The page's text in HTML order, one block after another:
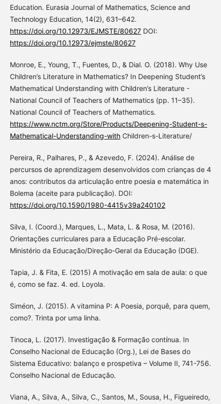
Education. Eurasia Journal of Mathematics, Science and
Technology Education, 14(2), 631–642.
https://doi.org/10.12973/EJMSTE/80627DOI:
https://doi.org/10.12973/ejmste/80627
Monroe, E., Young, T., Fuentes, D., & Dial. O. (2018). Why Use
Children’s Literature in Mathematics? In Deepening Student’s
Mathematical Understanding with Children’s Literature -
National Council of Teachers of Mathematics (pp. 11–35).
National Council of Teachers of Mathematics.
https://www.nctm.org/Store/Products/Deepening-Student-s-
Mathematical-Understanding-withChildren-s-Literature/
Pereira, R., Palhares, P., & Azevedo, F. (2024). Análise de
percursos de aprendizagem desenvolvidos com crianças de 4
anos: contributos da articulação entre poesia e matemática in
Bolema (aceite para publicação). DOI:
https://doi.org/10.1590/1980-4415v39a240102
Silva, I. (Coord.), Marques, L., Mata, L. & Rosa, M. (2016).
Orientações curriculares para a Educação Pré-escolar.
Ministério da Educação/Direção-Geral da Educação (DGE).
Tapia, J. & Fita, E. (2015) A motivação em sala de aula: o que
é, como se faz. 4. ed. Loyola.
Siméon, J. (2015). A vitamina P: A Poesia, porquê, para quem,
como?. Trinta por uma linha.
Tinoca, L. (2017). Investigação & Formação contínua. In
Conselho Nacional de Educação (Org.), Lei de Bases do
Sistema Educativo: balanço e prospetiva – Volume II, 741-756.
Conselho Nacional de Educação.
Viana, A., Silva, A., Silva, C., Santos, M., Sousa, H., Figueiredo,